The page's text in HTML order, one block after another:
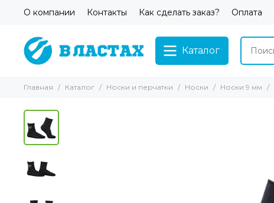
О компании Контакты Как сделать заказ? Оплата
Каталог
Главная Каталог Носки и перчатки Носки Носки 9 мм